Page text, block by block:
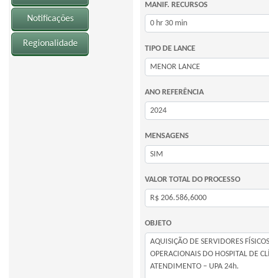
Notificações
Regionalidade
MANIF. RECURSOS
TIPO DE LANCE
ANO REFERÊNCIA
MENSAGENS
VALOR TOTAL DO PROCESSO
OBJETO